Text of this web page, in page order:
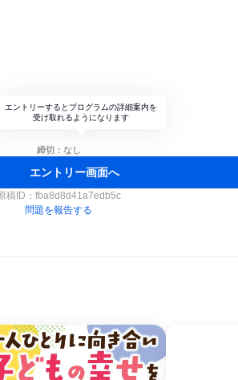
エントリーするとプログラムの詳細案内を
受け取れるようになります
締切：なし
エントリー画面へ
稿ID： fba8d8d41a7edb5c
問題を報告する